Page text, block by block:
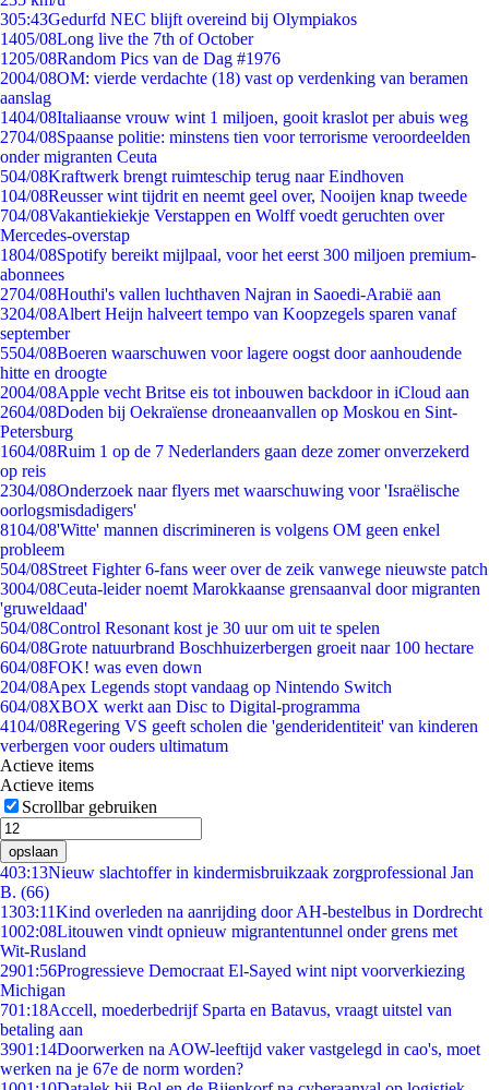
305:43Gedurfd NEC blijft overeind bij Olympiakos
1405/08Long live the 7th of October
1205/08Random Pics van de Dag #1976
2004/08OM: vierde verdachte (18) vast op verdenking van beramen
aanslag
1404/08Italiaanse vrouw wint 1 miljoen, gooit kraslot per abuis weg
2704/08Spaanse politie: minstens tien voor terrorisme veroordeelden
onder migranten Ceuta
504/08Kraftwerk brengt ruimteschip terug naar Eindhoven
104/08Reusser wint tijdrit en neemt geel over, Nooijen knap tweede
704/08Vakantiekiekje Verstappen en Wolff voedt geruchten over
Mercedes-overstap
1804/08Spotify bereikt mijlpaal, voor het eerst 300 miljoen premium-
abonnees
2704/08Houthi's vallen luchthaven Najran in Saoedi-Arabië aan
3204/08Albert Heijn halveert tempo van Koopzegels sparen vanaf
september
5504/08Boeren waarschuwen voor lagere oogst door aanhoudende
hitte en droogte
2004/08Apple vecht Britse eis tot inbouwen backdoor in iCloud aan
2604/08Doden bij Oekraïense droneaanvallen op Moskou en Sint-
Petersburg
1604/08Ruim 1 op de 7 Nederlanders gaan deze zomer onverzekerd
op reis
2304/08Onderzoek naar flyers met waarschuwing voor 'Israëlische
oorlogsmisdadigers'
8104/08'Witte' mannen discrimineren is volgens OM geen enkel
probleem
504/08Street Fighter 6-fans weer over de zeik vanwege nieuwste patch
3004/08Ceuta-leider noemt Marokkaanse grensaanval door migranten
'gruweldaad'
504/08Control Resonant kost je 30 uur om uit te spelen
604/08Grote natuurbrand Boschhuizerbergen groeit naar 100 hectare
604/08FOK! was even down
204/08Apex Legends stopt vandaag op Nintendo Switch
604/08XBOX werkt aan Disc to Digital-programma
4104/08Regering VS geeft scholen die 'genderidentiteit' van kinderen
verbergen voor ouders ultimatum
Actieve items
Actieve items
Scrollbar gebruiken
opslaan
403:13Nieuw slachtoffer in kindermisbruikzaak zorgprofessional Jan
B. (66)
1303:11Kind overleden na aanrijding door AH-bestelbus in Dordrecht
1002:08Litouwen vindt opnieuw migrantentunnel onder grens met
Wit-Rusland
2901:56Progressieve Democraat El-Sayed wint nipt voorverkiezing
Michigan
701:18Accell, moederbedrijf Sparta en Batavus, vraagt uitstel van
betaling aan
3901:14Doorwerken na AOW-leeftijd vaker vastgelegd in cao's, moet
werken na je 67e de norm worden?